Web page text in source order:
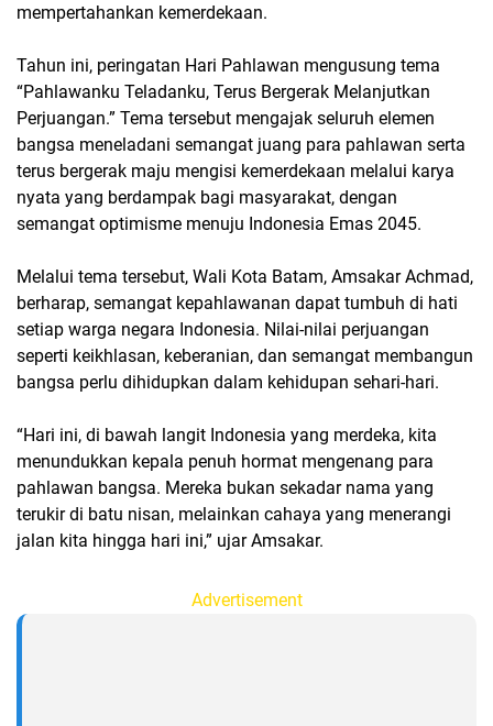
mempertahankan kemerdekaan.
Tahun ini, peringatan Hari Pahlawan mengusung tema
“Pahlawanku Teladanku, Terus Bergerak Melanjutkan
Perjuangan.” Tema tersebut mengajak seluruh elemen
bangsa meneladani semangat juang para pahlawan serta
terus bergerak maju mengisi kemerdekaan melalui karya
nyata yang berdampak bagi masyarakat, dengan
semangat optimisme menuju Indonesia Emas 2045.
Melalui tema tersebut, Wali Kota Batam, Amsakar Achmad,
berharap, semangat kepahlawanan dapat tumbuh di hati
setiap warga negara Indonesia. Nilai-nilai perjuangan
seperti keikhlasan, keberanian, dan semangat membangun
bangsa perlu dihidupkan dalam kehidupan sehari-hari.
“Hari ini, di bawah langit Indonesia yang merdeka, kita
menundukkan kepala penuh hormat mengenang para
pahlawan bangsa. Mereka bukan sekadar nama yang
terukir di batu nisan, melainkan cahaya yang menerangi
jalan kita hingga hari ini,” ujar Amsakar.
Advertisement